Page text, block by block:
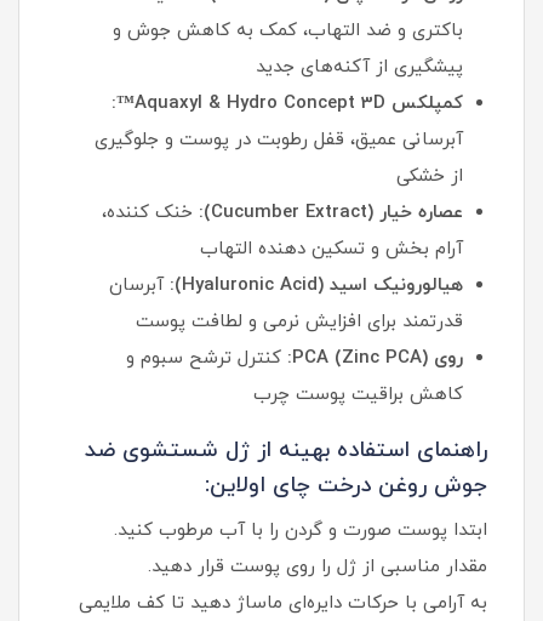
باکتری و ضد التهاب، کمک به کاهش جوش و
پیشگیری از آکنه‌های جدید
کمپلکس Aquaxyl & Hydro Concept 3D™:
آبرسانی عمیق، قفل رطوبت در پوست و جلوگیری
از خشکی
عصاره خیار (Cucumber Extract):
خنک‌ کننده،
آرام‌ بخش و تسکین‌ دهنده التهاب
هیالورونیک اسید (Hyaluronic Acid):
آبرسان
قدرتمند برای افزایش نرمی و لطافت پوست
روی PCA (Zinc PCA):
کنترل ترشح سبوم و
کاهش براقیت پوست چرب
راهنمای استفاده بهینه از ژل شستشوی ضد
جوش روغن درخت چای اولاین:
ابتدا پوست صورت و گردن را با آب مرطوب کنید.
مقدار مناسبی از ژل را روی پوست قرار دهید.
به آرامی با حرکات دایره‌ای ماساژ دهید تا کف ملایمی